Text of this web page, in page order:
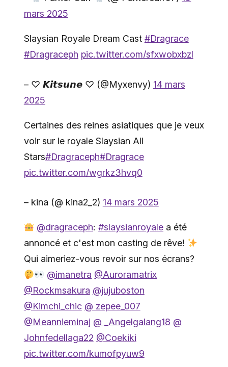
mars 2025
Slaysian Royale Dream Cast #Dragrace
#Dragraceph pic.twitter.com/sfxwobxbzl
– ♡ 𝙆𝙞𝙩𝙨𝙪𝙣𝙚 ♡︎ (@Myxenvy) 14 mars
2025
Certaines des reines asiatiques que je veux
voir sur le royale Slaysian All
Stars#Dragraceph#Dragrace
pic.twitter.com/wgrkz3hvq0
– kina (@ kina2_2) 14 mars 2025
@dragraceph:#slaysianroyale a été
annoncé et c'est mon casting de rêve!
Qui aimeriez-vous revoir sur nos écrans?
@imanetra @Auroramatrix
@Rockmsakura @jujuboston
@Kimchi_chic @ zepee_007
@Meannieminaj @ _Angelgalang18 @
Johnfedellaga22 @Coekiki
pic.twitter.com/kumofpyuw9